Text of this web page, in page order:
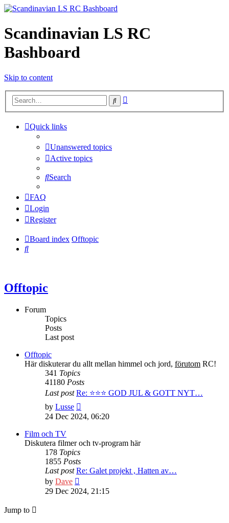
Scandinavian LS RC
Bashboard
Skip to content
Search
Quick links
Unanswered topics
Active topics
Search
FAQ
Login
Register
Board index Offtopic
Search
Offtopic
Forum
Topics
Posts
Last post
Offtopic
Här diskuterar du allt mellan himmel och jord, förutom RC!
341 Topics
41180 Posts
Last post Re: ⭐️⭐️⭐️ GOD JUL & GOTT NYT…
by Lusse
the
latest
24 Dec 2024, 06:20
Film och TV
Diskutera filmer och tv-program här
178 Topics
1855 Posts
Last post Re: Galet projekt , Hatten av…
by Dave
the
latest
29 Dec 2024, 21:15
Jump to